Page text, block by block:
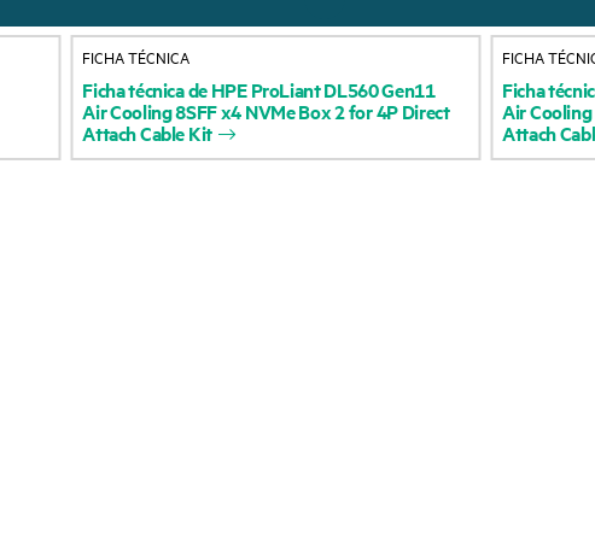
Acerca de HPE
Vacantes
Servicios de soporte
productos
FichatécnicadeHPEProLiantDL560Gen11
AirCooling8SFFx4NVMeBox2for4PDirect
AttachCableKit
FICHA TÉCNICA
Ficha
AirCooling
Attach
FICHA